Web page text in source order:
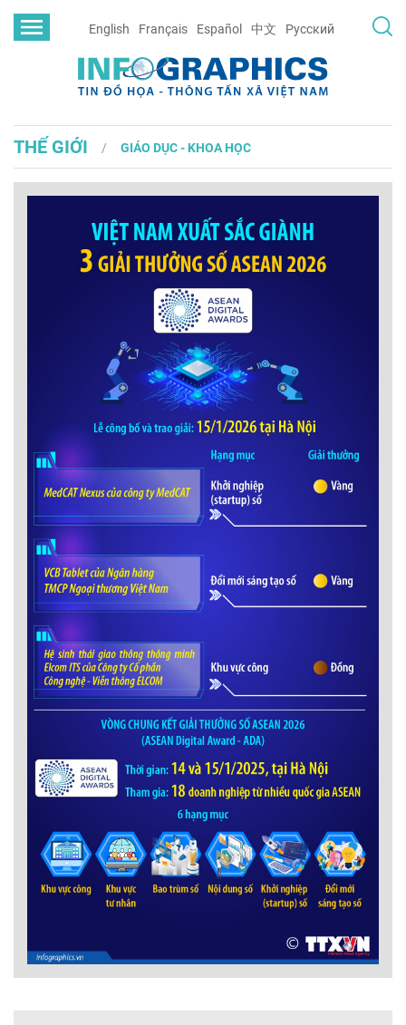
English Français Español 中文 Русский
THẾ GIỚI GIÁO DỤC - KHOA HỌC